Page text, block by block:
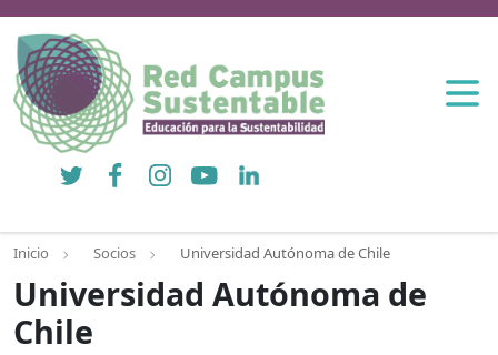
Twitter FacebookInstagramYouTubeLinkedIn
Inicio Socios Universidad Autónoma de Chile
Universidad Autónoma de
Chile